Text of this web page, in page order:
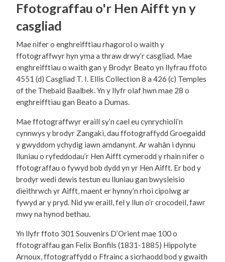
Ffotograffau o'r Hen Aifft yn y
casgliad
Mae nifer o enghreifftiau rhagorol o waith y
ffotograffwyr hyn yma a thraw drwy’r casgliad. Mae
enghreifftiau o waith gan y Brodyr Beato yn llyfrau ffoto
4551 (d) Casgliad T. I. Ellis Collection 8 a 426 (c) Temples
of the Thebaid Baalbek. Yn y llyfr olaf hwn mae 28 o
enghreifftiau gan Beato a Dumas.
Mae ffotograffwyr eraill sy’n cael eu cynrychioli’n
cynnwys y brodyr Zangaki, dau ffotograffydd Groegaidd
y gwyddom ychydig iawn amdanynt. Ar wahân i dynnu
lluniau o ryfeddodau’r Hen Aifft cymerodd y rhain nifer o
ffotograffau o fywyd bob dydd yn yr Hen Aifft. Er bod y
brodyr wedi dewis testun eu lluniau gan bwysleisio
dieithrwch yr Aifft, maent er hynny’n rhoi cipolwg ar
fywyd ar y pryd. Nid yw eraill, fel y llun o’r crocodeil, fawr
mwy na hynod bethau.
Yn llyfr ffoto 301 Souvenirs D’Orient mae 100 o
ffotograffau gan Felix Bonfils (1831-1885) Hippolyte
Arnoux, ffotograffydd o Ffrainc a sicrhaodd bod y gwaith